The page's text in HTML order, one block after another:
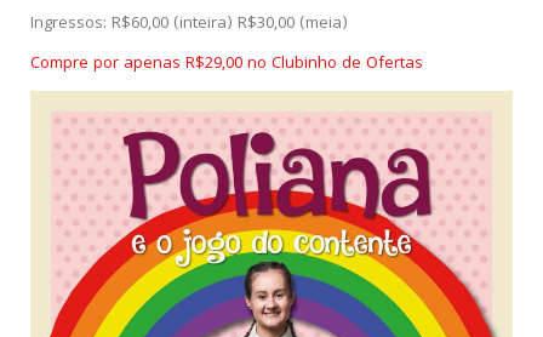
Ingressos: R$60,00 (inteira) R$30,00 (meia)
Compre por apenas R$29,00 no Clubinho de Ofertas